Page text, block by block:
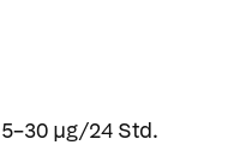
µg/24 Std.